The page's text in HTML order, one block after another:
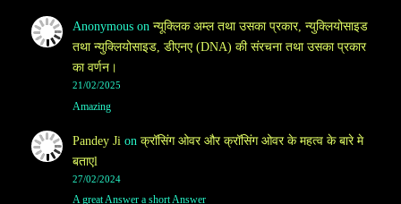
Anonymouson न्यूक्लिक अम्ल तथा उसका प्रकार, न्युक्लियोसाइड
तथा न्युक्लियोसाइड, डीएनए (DNA) की संरचना तथा उसका प्रकार
का वर्णन।
21/02/2025
Amazing
Pandey Ji on क्रॉसिंग ओवर और क्रॉसिंग ओवर के महत्व के बारे मे
बताएl
27/02/2024
A great Answer a short Answer